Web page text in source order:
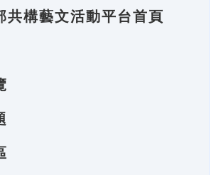
共構藝文活動平台首頁